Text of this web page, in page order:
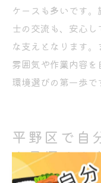
ケースも多いです
士の交流も、安心
な支えとなります
雰囲気や作業内容
環境選びの第一歩で
平野区で自
を見極める